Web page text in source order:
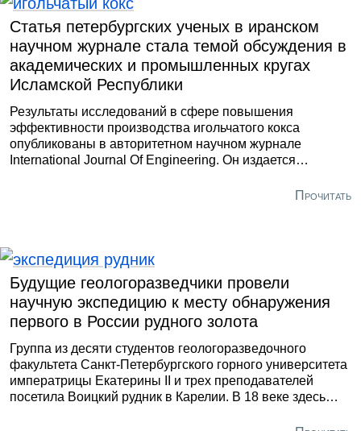
Статья петербургских ученых в иранском
научном журнале стала темой обсуждения в
академических и промышленных кругах
Исламской Республики
Результаты исследований в сфере повышения
эффективности производства игольчатого кокса
опубликованы в авторитетном научном журнале
International Journal Of Engineering. Он издается
Прочитать
Будущие геологоразведчики провели
научную экспедицию к месту обнаружения
первого в России рудного золота
Группа из десяти студентов геологоразведочного
факультета Санкт-Петербургского горного университета
императрицы Екатерины II и трех преподавателей
посетила Воицкий рудник в Карелии. В 18 веке здесь